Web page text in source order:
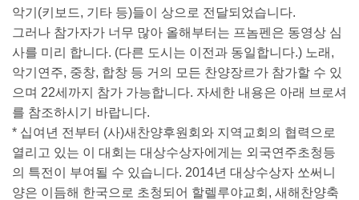
악기(키보드, 기타 등)들이 상으로 전달되었습니다.
그러나 참가자가 너무 많아 올해부터는 프놈펜은 동영상 심
사를 미리 합니다. (다른 도시는 이전과 동일합니다.) 노래,
악기연주, 중창, 합창 등 거의 모든 찬양장르가 참가할 수 있
으며 22세까지 참가 가능합니다. 자세한 내용은 아래 브로셔
를 참조하시기 바랍니다.
* 십여년 전부터 (사)새찬양후원회와 지역교회의 협력으로
열리고 있는 이 대회는 대상수상자에게는 외국연주초청등
의 특전이 부여될 수 있습니다. 2014년 대상수상자 쏘써니
양은 이듬해 한국으로 초청되어 할렐루야교회, 새해찬양축